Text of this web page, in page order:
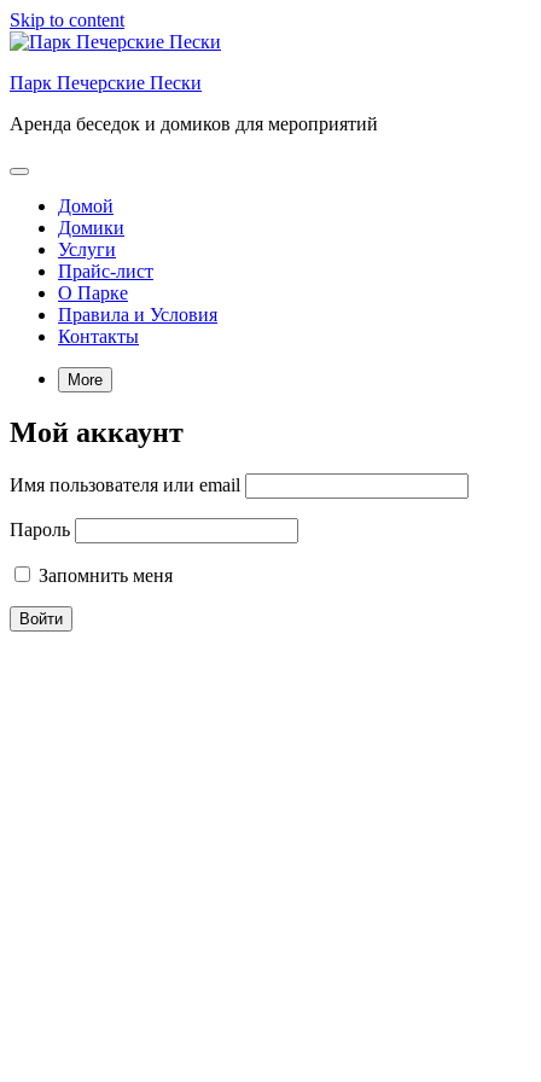
Skip to content
Парк Печерские Пески
Аренда беседок и домиков для мероприятий
Домой
Домики
Услуги
Прайс-лист
О Парке
Правила и Условия
Контакты
More
Мой аккаунт
Имя пользователя или email
Пароль
Запомнить меня